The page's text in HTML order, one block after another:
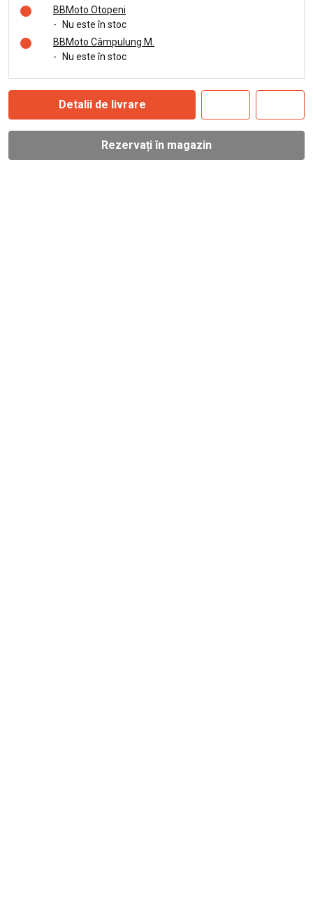
BBMoto Otopeni
-
Nu este în stoc
BBMoto Câmpulung M.
-
Nu este în stoc
Detalii de livrare
Rezervați în magazin